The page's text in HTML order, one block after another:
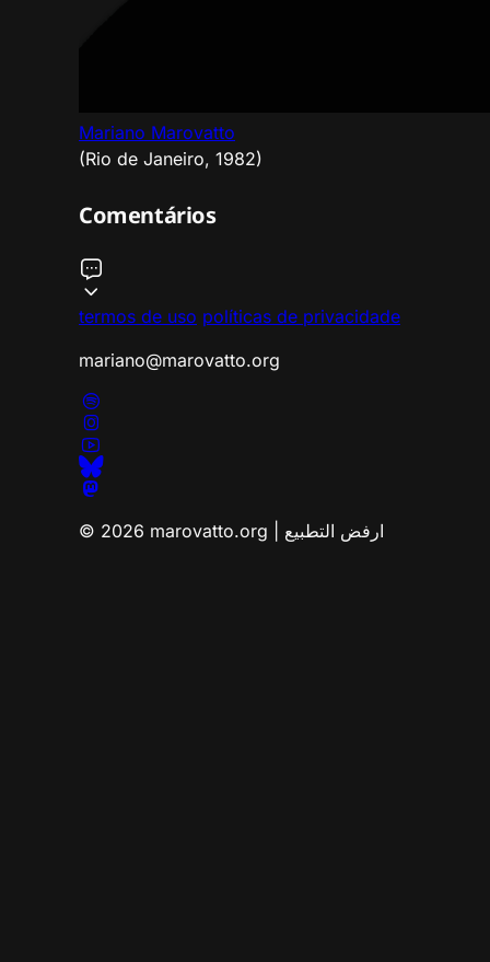
Mariano Marovatto
(Rio de Janeiro, 1982)
Comentários
termos de uso políticas de privacidade
mariano@marovatto.org
© 2026 marovatto.org | ارفض التطبيع